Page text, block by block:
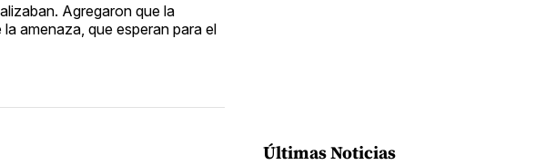
Agregaron que la
amenaza, que esperan para el
Últimas Noticias